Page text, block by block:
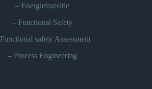
– Energietransitie
– Functional Safety
Functional safety Assessment
– Process Engineering